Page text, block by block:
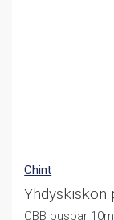
Chint
Yhdyskiskon
CBB busbar